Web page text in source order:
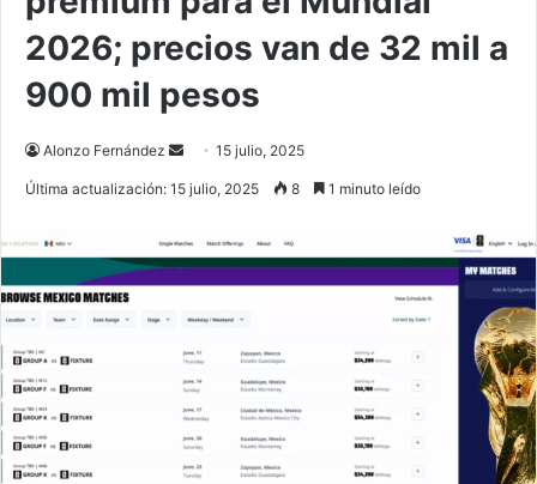
2026; precios van de 32 mil a
900 mil pesos
Alonzo Fernández
Send15 julio, 2025
Última actualización: 15 julio, 2025 8 1 minuto leído